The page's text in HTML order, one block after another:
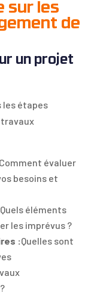
sur les
de
un projet
les étapes
Comment évaluer
besoins et
Quels éléments
les imprévus ?
:Quelles sont